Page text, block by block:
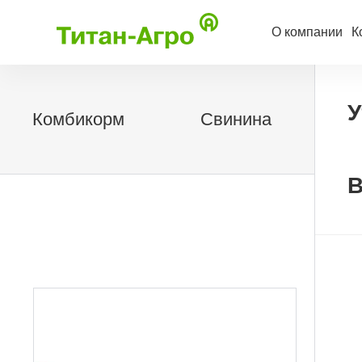
О компании
Комбикорм Свинина